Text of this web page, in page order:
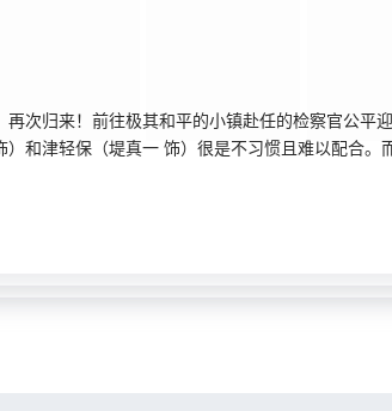
次归来！前往极其和平的小镇赴任的检察官公
）和津轻保（堤真一 饰）很是不习惯且难以配合。